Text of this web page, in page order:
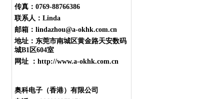
传真：0769-88766386
联系人：Linda
邮箱：lindazhou@a-okhk.com.cn
地址：东莞市南城区黄金路天安数码
城B1区604室
网址 ：http://www.a-okhk.com.cn
奥科电子（香港）有限公司